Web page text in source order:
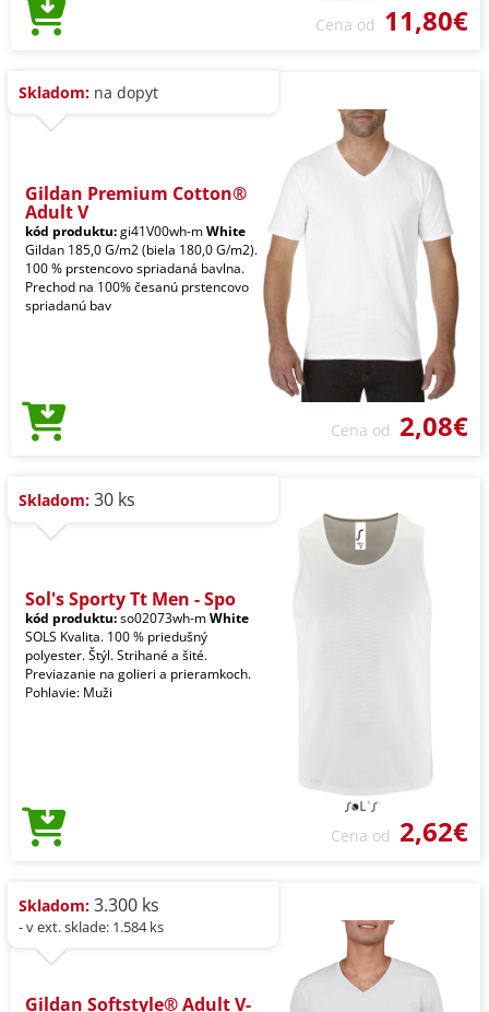
Cena od 11,80€
Skladom: na dopyt
Gildan Premium Cotton®
Adult V
kód produktu:gi41V00wh-mWhite
Gildan 185,0 G/m2 (biela 180,0 G/m2).
100 % prstencovo spriadaná bavlna.
Prechod na 100% česanú prstencovo
spriadanú bav
Cena od 2,08€
Skladom: 30 ks
Sol's Sporty Tt Men - Spo
kód produktu:so02073wh-mWhite
SOLS Kvalita. 100 % priedušný
polyester. Štýl. Strihané a šité.
Previazanie na golieri a prieramkoch.
Pohlavie: Muži
Cena od 2,62€
Skladom: 3.300 ks
- v ext. sklade: 1.584 ks
Gildan Softstyle® Adult V-